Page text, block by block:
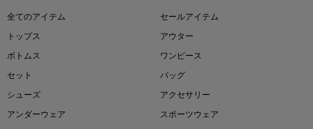
即戦力アイテム続々対象
全てのアイテム
セールアイテム
トップス
アウター
ボトムス
ワンピース
セット
バッグ
シューズ
アクセサリー
アンダーウェア
スポーツウェア